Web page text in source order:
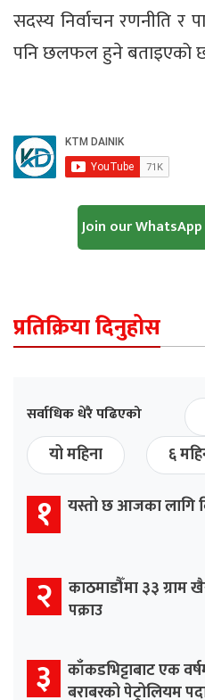
सदस्य निर्वाचन रणनीति र
पनि छलफल हुने बताइएको
Join our
प्रतिक्रिया दिनुहोस
सर्वाधिक धेरै पढिएको
यो महिना
६
१ यस्तो छ आजका लागि
२ काठमाडौँमा ३३ ग्राम
पक्राउ
३ काँकडभिट्टाबाट एक
बराबरको पेट्रोलियम